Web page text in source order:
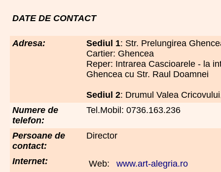
DATE DE CONTACT
Adresa: Sediul 1: Str. Prelungirea
Cartier: Ghencea
Reper: Intrarea Cascioarele - la
Ghencea cu Str. Raul Doamnei
Sediul 2: Drumul Valea
Numere de
telefon:
Tel.Mobil: 0736.163.236
Persoane de
contact:
Director
Internet: Web:
www.art-alegria.ro